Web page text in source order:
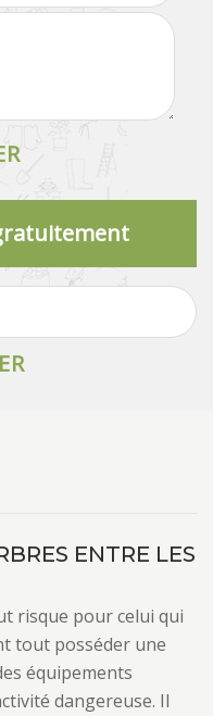
ENTRE LES
risque pour celui qui
tout posséder une
équipements
dangereuse. Il